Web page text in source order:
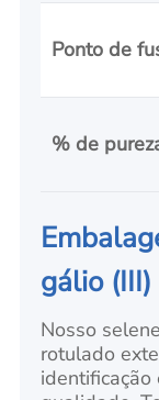
Ponto de
% de
gálio (III)
Nosso
rotulado
identificação